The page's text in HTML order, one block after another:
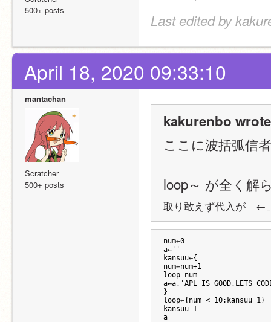
500+ posts
Last edited by
April 18, 2020 09:33:10
mantachan
Scratcher
500+ posts
kakurenbo
ここに波括弧信
loop～ が全く解
取り敢えず代入が「←
num←0
a←''
kansuu←{
num←num+1
loop num
a←a,'APL IS GOOD,LETS
}
loop←{num < 10:kansuu 1}
kansuu 1
a